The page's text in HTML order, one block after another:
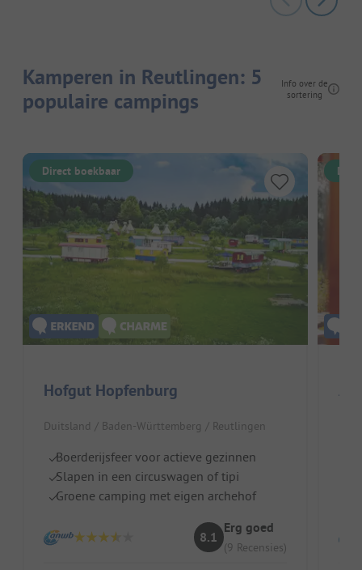
Kamperen in Reutlingen: 5
populaire campings
Info over de
sortering
Direct boekbaar
Hofgut Hopfenburg
Duitsland / Baden-Württemberg / Reutlingen
Boerderijsfeer voor actieve gezinnen
Slapen in een circuswagen of tipi
Groene camping met eigen archehof
8.1
Erg goed
(9 Recensies)